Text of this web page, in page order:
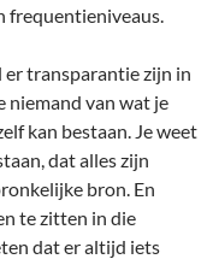
frequentieniveaus.
er transparantie zijn in
niemand van wat je
kan bestaan. Je weet
dat alles zijn
bron. En
te zitten in die
dat er altijd iets